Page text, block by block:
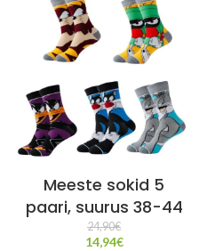
Meeste sokid 5
paari, suurus 38-44
24,90€
14,94€